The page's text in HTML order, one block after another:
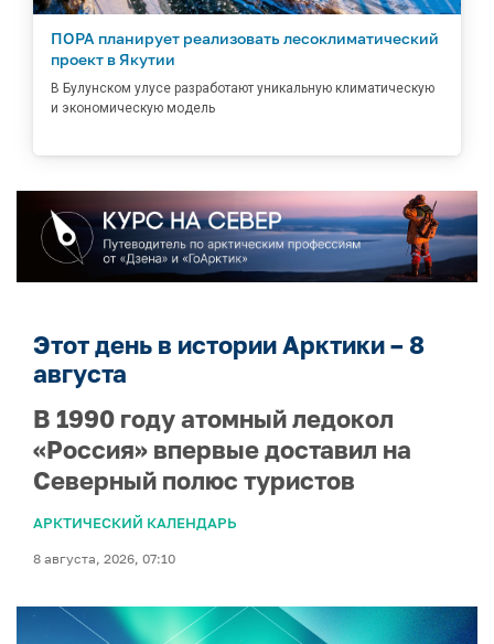
ПОРА планирует реализовать лесоклиматический
проект в Якутии
В Булунском улусе разработают уникальную климатическую
и экономическую модель
Этот день в истории Арктики – 8
августа
В 1990 году атомный ледокол
«Россия» впервые доставил на
Северный полюс туристов
АРКТИЧЕСКИЙ КАЛЕНДАРЬ
8 августа, 2026, 07:10